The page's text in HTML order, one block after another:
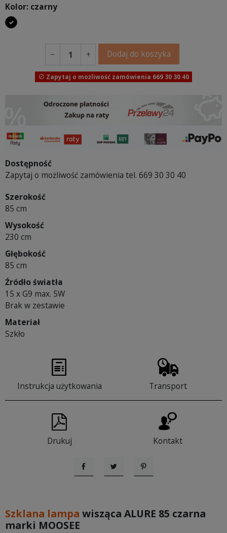
Kolor: czarny
czarny
− + Dodaj do koszyka
 Zapytaj o możliwość zamówienia 669 30 30 40
Dostępność
Zapytaj o możliwość zamówienia tel. 669 30 30 40
Szerokość
85 cm
Wysokość
230 cm
Głębokość
85 cm
Źródło światła
15 x G9 max. 5W
Brak w zestawie
Materiał
Szkło
Instrukcja użytkowania Transport
Drukuj Kontakt
UdostępnijTweetujPinterest
Szklana lampa wisząca ALURE 85 czarna
marki MOOSEE